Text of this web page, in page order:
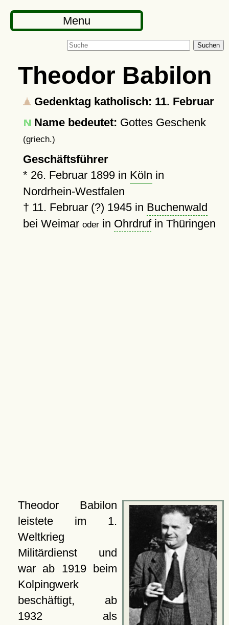
Menu
Suchen
Theodor Babilon
Gedenktag katholisch: 11. Februar
Name bedeutet: Gottes Geschenk
(griech.)
Geschäftsführer
* 26. Februar 1899in Köln in
Nordrhein-Westfalen
† 11. Februar (?) 1945in Buchenwald
bei Weimar oderin Ohrdrufin Thüringen
Theodor Babilon
leistete im 1.
Weltkrieg
Militärdienst und
war ab 1919 beim
Kolpingwerk
beschäftigt, ab
1932 als